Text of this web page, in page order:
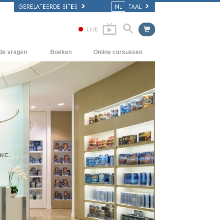
GERELATEERDE SITES NL TAAL
LIVE
vragen
Grondbeginselen
van Scientology
Boeken
Beginnersboeken
Luisterboeken
Introductielezingen
Films
Online cursussen
Hoe men Conflicten moet oplossen
De Drijfveren van het Bestaan
De Componenten van Begrip
Oplossingen voor een Gevaarlijke
Omgeving
Assisten voor Ziektes en Verwondingen
Integriteit en Eerlijkheid
Het Huwelijk
De Toonschaal van Emoties